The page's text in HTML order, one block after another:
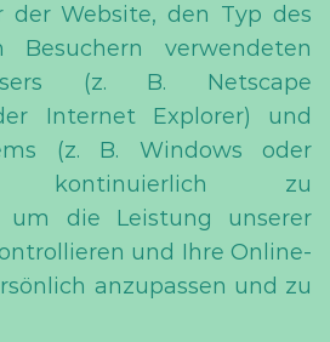
der Website, den Typ des
Besuchern verwendeten
(z. B. Netscape
Internet Explorer) und
(z. B. Windows oder
kontinuierlich zu
um die Leistung unserer
und Ihre Online-
anzupassen und zu